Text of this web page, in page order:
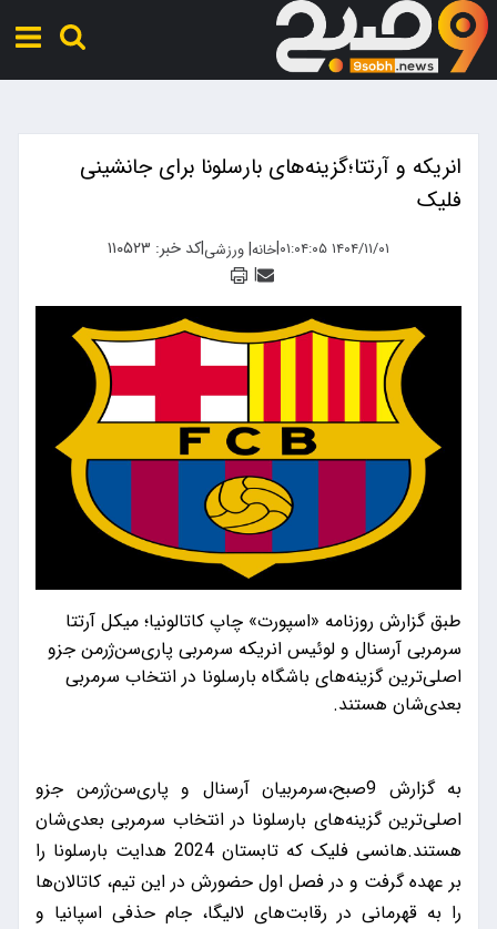
انریکه و آرتتا؛گزینه‌های بارسلونا برای جانشینی
فلیک
۱۴۰۴/۱۱/۰۱ ۰۱:۰۴:۰۵ |خانه|ورزشی|کد خبر: ۱۱۰۵۲۳
|
طبق گزارش روزنامه «اسپورت» چاپ کاتالونیا؛ میکل آرتتا
سرمربی آرسنال و لوئیس انریکه سرمربی پاری‌سن‌ژرمن جزو
اصلی‌ترین گزینه‌های باشگاه بارسلونا در انتخاب سرمربی
بعدی‌شان هستند.
به گزارش 9صبح،سرمربیان آرسنال و پاری‌سن‌ژرمن جزو
اصلی‌ترین گزینه‌های بارسلونا در انتخاب سرمربی بعدی‌شان
هستند.هانسی فلیک که تابستان 2024 هدایت بارسلونا را
بر عهده گرفت و در فصل اول حضورش در این تیم، کاتالان‌ها
را به قهرمانی در رقابت‌های لالیگا، جام حذفی اسپانیا و